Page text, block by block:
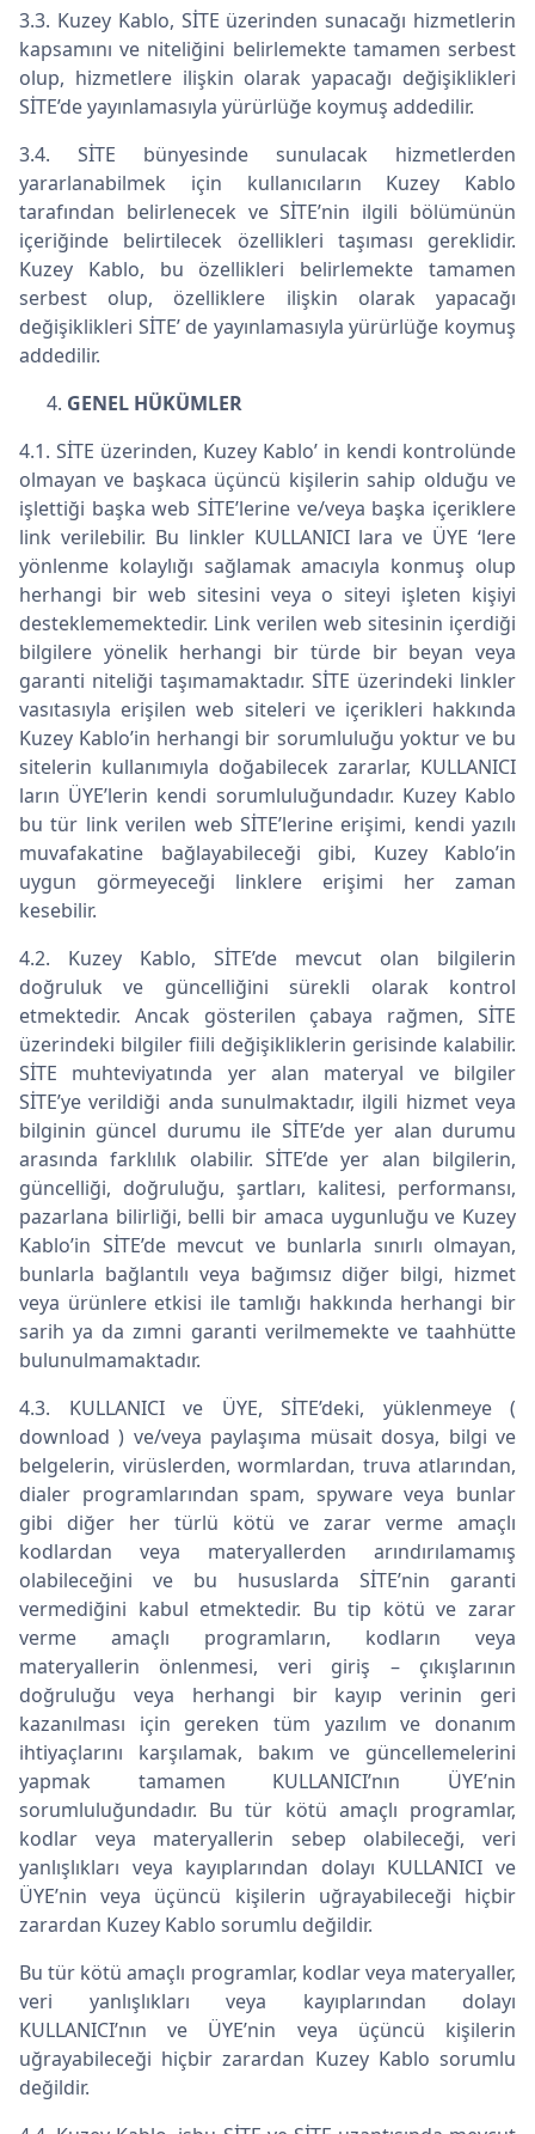
3.3. Kuzey Kablo, SİTE üzerinden sunacağı hizmetlerin
kapsamını ve niteliğini belirlemekte tamamen serbest
olup, hizmetlere ilişkin olarak yapacağı değişiklikleri
SİTE’de yayınlamasıyla yürürlüğe koymuş addedilir.
3.4. SİTE bünyesinde sunulacak hizmetlerden
yararlanabilmek için kullanıcıların Kuzey Kablo
tarafından belirlenecek ve SİTE’nin ilgili bölümünün
içeriğinde belirtilecek özellikleri taşıması gereklidir.
Kuzey Kablo, bu özellikleri belirlemekte tamamen
serbest olup, özelliklere ilişkin olarak yapacağı
değişiklikleri SİTE’ de yayınlamasıyla yürürlüğe koymuş
addedilir.
GENEL HÜKÜMLER
4.1. SİTE üzerinden, Kuzey Kablo’ in kendi kontrolünde
olmayan ve başkaca üçüncü kişilerin sahip olduğu ve
işlettiği başka web SİTE’lerine ve/veya başka içeriklere
link verilebilir. Bu linkler KULLANICI lara ve ÜYE ‘lere
yönlenme kolaylığı sağlamak amacıyla konmuş olup
herhangi bir web sitesini veya o siteyi işleten kişiyi
desteklememektedir. Link verilen web sitesinin içerdiği
bilgilere yönelik herhangi bir türde bir beyan veya
garanti niteliği taşımamaktadır. SİTE üzerindeki linkler
vasıtasıyla erişilen web siteleri ve içerikleri hakkında
Kuzey Kablo’in herhangi bir sorumluluğu yoktur ve bu
sitelerin kullanımıyla doğabilecek zararlar, KULLANICI
ların ÜYE’lerin kendi sorumluluğundadır. Kuzey Kablo
bu tür link verilen web SİTE’lerine erişimi, kendi yazılı
muvafakatine bağlayabileceği gibi, Kuzey Kablo’in
uygun görmeyeceği linklere erişimi her zaman
kesebilir.
4.2. Kuzey Kablo, SİTE’de mevcut olan bilgilerin
doğruluk ve güncelliğini sürekli olarak kontrol
etmektedir. Ancak gösterilen çabaya rağmen, SİTE
üzerindeki bilgiler fiili değişikliklerin gerisinde kalabilir.
SİTE muhteviyatında yer alan materyal ve bilgiler
SİTE’ye verildiği anda sunulmaktadır, ilgili hizmet veya
bilginin güncel durumu ile SİTE’de yer alan durumu
arasında farklılık olabilir. SİTE’de yer alan bilgilerin,
güncelliği, doğruluğu, şartları, kalitesi, performansı,
pazarlana bilirliği, belli bir amaca uygunluğu ve Kuzey
Kablo’in SİTE’de mevcut ve bunlarla sınırlı olmayan,
bunlarla bağlantılı veya bağımsız diğer bilgi, hizmet
veya ürünlere etkisi ile tamlığı hakkında herhangi bir
sarih ya da zımni garanti verilmemekte ve taahhütte
bulunulmamaktadır.
4.3. KULLANICI ve ÜYE, SİTE’deki, yüklenmeye (
download ) ve/veya paylaşıma müsait dosya, bilgi ve
belgelerin, virüslerden, wormlardan, truva atlarından,
dialer programlarından spam, spyware veya bunlar
gibi diğer her türlü kötü ve zarar verme amaçlı
kodlardan veya materyallerden arındırılamamış
olabileceğini ve bu hususlarda SİTE’nin garanti
vermediğini kabul etmektedir. Bu tip kötü ve zarar
verme amaçlı programların, kodların veya
materyallerin önlenmesi, veri giriş – çıkışlarının
doğruluğu veya herhangi bir kayıp verinin geri
kazanılması için gereken tüm yazılım ve donanım
ihtiyaçlarını karşılamak, bakım ve güncellemelerini
yapmak tamamen KULLANICI’nın ÜYE’nin
sorumluluğundadır. Bu tür kötü amaçlı programlar,
kodlar veya materyallerin sebep olabileceği, veri
yanlışlıkları veya kayıplarından dolayı KULLANICI ve
ÜYE’nin veya üçüncü kişilerin uğrayabileceği hiçbir
zarardan Kuzey Kablo sorumlu değildir.
Bu tür kötü amaçlı programlar, kodlar veya materyaller,
veri yanlışlıkları veya kayıplarından dolayı
KULLANICI’nın ve ÜYE’nin veya üçüncü kişilerin
uğrayabileceği hiçbir zarardan Kuzey Kablo sorumlu
değildir.